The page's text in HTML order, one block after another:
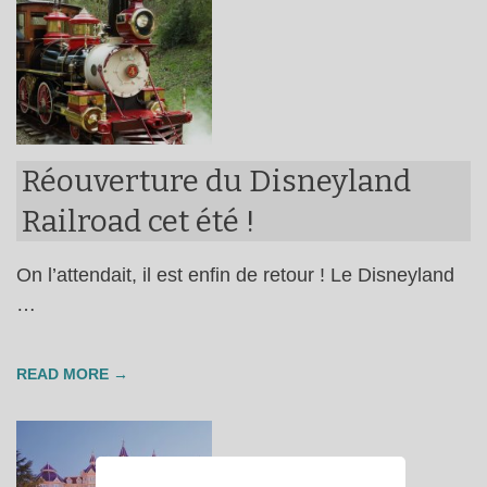
Réouverture du Disneyland
Railroad cet été !
On l’attendait, il est enfin de retour ! Le Disneyland
…
READ MORE →